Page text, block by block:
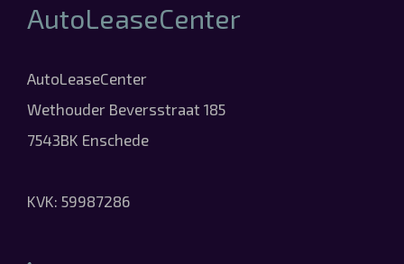
AutoLeaseCenter
AutoLeaseCenter
Wethouder Beversstraat 185
7543BK Enschede
KVK: 59987286